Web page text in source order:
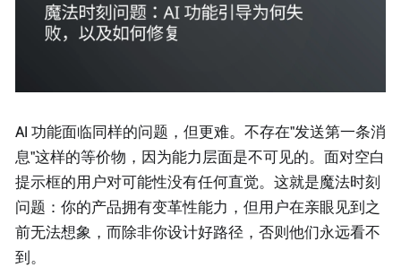
AI 功能面临同样的问题，但更难。不存在"发送第一条消
息"这样的等价物，因为能力层面是不可见的。面对空白
提示框的用户对可能性没有任何直觉。这就是魔法时刻
问题：你的产品拥有变革性能力，但用户在亲眼见到之
前无法想象，而除非你设计好路径，否则他们永远看不
到。